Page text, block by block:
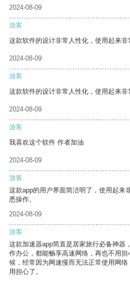
2024-08-09
游客
这款软件的设计非常人性化，使用起来非
2024-08-09
游客
这款软件的设计非常人性化，使用起来非
2024-08-09
游客
我喜欢这个软件 作者加油
2024-08-09
游客
这款app的用户界面简洁明了，使用起来
悉操作。
2024-08-09
游客
这款加速器app简直是居家旅行必备神器
作办公，都能畅享高速网络，再也不用
候，经常因为网速慢而无法正常使用网
用担心了。